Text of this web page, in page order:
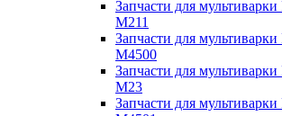
Запчасти для
M211
Запчасти для
M4500
Запчасти для
M23
Запчасти для